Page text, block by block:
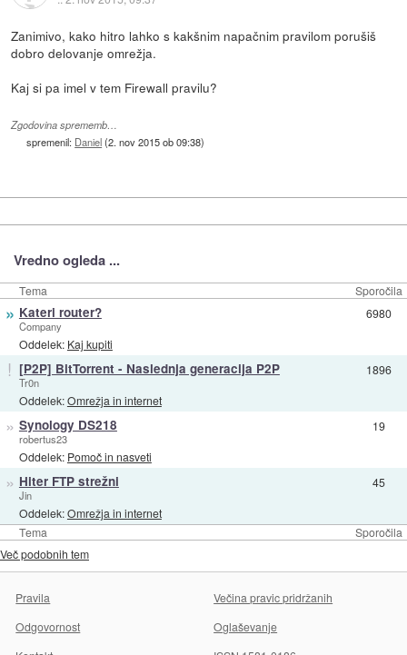
Zanimivo, kako hitro lahko s kakšnim napačnim pravilom porušiš
dobro delovanje omrežja.
Kaj si pa imel v tem Firewall pravilu?
Zgodovina sprememb…
spremenil: Daniel(2. nov 2015 ob 09:38)
Vredno ogleda ...
Tema Sporočila
Tema Sporočila
» Kateri router?
Company
Oddelek: Kaj kupiti
6980
! [P2P] BitTorrent - Naslednja generacija P2P
Tr0n
Oddelek:Omrežja in internet
1896
» Synology DS218
robertus23
Oddelek: Pomoč in nasveti
19
» Hiter FTP strežni
Jin
Oddelek:Omrežja in internet
45
Več podobnih tem
Pravila
Večina pravic pridržanih
Odgovornost
Oglaševanje